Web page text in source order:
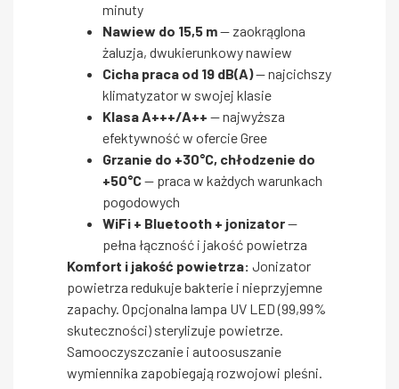
minuty
Nawiew do 15,5 m— zaokrąglona
żaluzja, dwukierunkowy nawiew
Cicha praca od 19 dB(A)— najcichszy
klimatyzator w swojej klasie
Klasa A+++/A++ — najwyższa
efektywność w ofercie Gree
Grzanie do +30°C, chłodzenie do
+50°C— praca w każdych warunkach
pogodowych
WiFi + Bluetooth + jonizator—
pełna łączność i jakość powietrza
Komfort i jakość powietrza: Jonizator
powietrza redukuje bakterie i nieprzyjemne
zapachy. Opcjonalna lampa UV LED (99,99%
skuteczności) sterylizuje powietrze.
Samooczyszczanie i autoosuszanie
wymiennika zapobiegają rozwojowi pleśni.